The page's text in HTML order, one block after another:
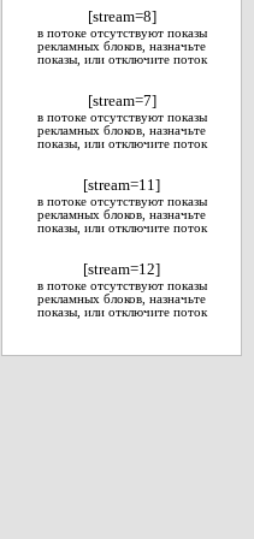
[stream=8]
в потоке отсутствуют показы
рекламных блоков, назначьте
показы, или отключите поток
[stream=7]
в потоке отсутствуют показы
рекламных блоков, назначьте
показы, или отключите поток
[stream=11]
в потоке отсутствуют показы
рекламных блоков, назначьте
показы, или отключите поток
[stream=12]
в потоке отсутствуют показы
рекламных блоков, назначьте
показы, или отключите поток